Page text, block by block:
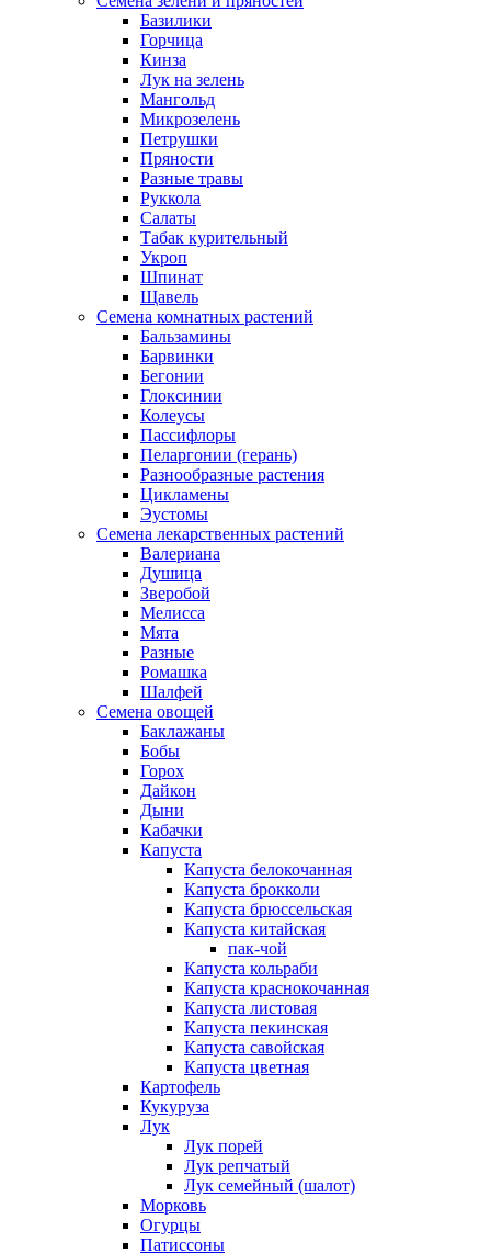
Базилики
Горчица
Кинза
Лук на зелень
Мангольд
Микрозелень
Петрушки
Пряности
Разные травы
Руккола
Салаты
Табак курительный
Укроп
Шпинат
Щавель
Семена комнатных растений
Бальзамины
Барвинки
Бегонии
Глоксинии
Колеусы
Пассифлоры
Пеларгонии (герань)
Разнообразные растения
Цикламены
Эустомы
Семена лекарственных растений
Валериана
Душица
Зверобой
Мелисса
Мята
Разные
Ромашка
Шалфей
Семена овощей
Баклажаны
Бобы
Горох
Дайкон
Дыни
Кабачки
Капуста
Капуста белокочанная
Капуста брокколи
Капуста брюссельская
Капуста китайская
пак-чой
Капуста кольраби
Капуста краснокочанная
Капуста листовая
Капуста пекинская
Капуста савойская
Капуста цветная
Картофель
Кукуруза
Лук
Лук порей
Лук репчатый
Лук семейный (шалот)
Морковь
Огурцы
Патиссоны